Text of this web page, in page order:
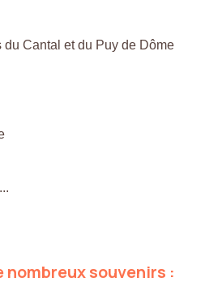
du Cantal et du Puy de Dôme
nombreuxsouvenirs :